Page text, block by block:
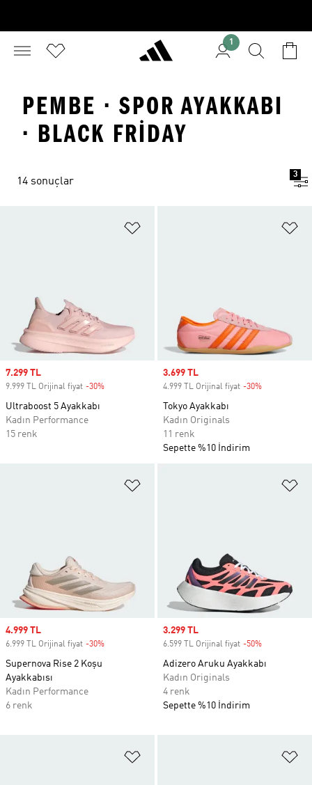
1
PEMBE · SPOR AYAKKABI
· BLACK FRIDAY
14 sonuçlar
3
Sale price
7.299 TL
9.999 TL Orijinal fiyat -30%
Ultraboost 5 Ayakkabı
Kadın Performance
15 renk
Sale price
3.699 TL
4.999 TL Orijinal fiyat -30%
Tokyo Ayakkabı
Kadın Originals
11 renk
Sepette %10 İndirim
Sale price
4.999 TL
6.999 TL Orijinal fiyat -30%
Supernova Rise 2 Koşu
Ayakkabısı
Kadın Performance
6 renk
Sale price
3.299 TL
6.599 TL Orijinal fiyat -50%
Adizero Aruku Ayakkabı
Kadın Originals
4 renk
Sepette %10 İndirim